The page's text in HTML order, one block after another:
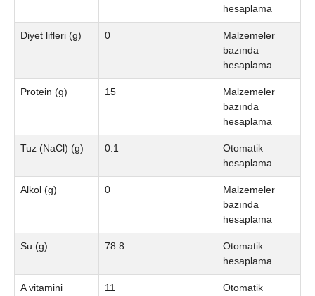
hesaplama
Diyet lifleri (g) 0
Malzemeler
bazında
hesaplama
Protein (g) 15
Malzemeler
bazında
hesaplama
Tuz (NaCl) (g) 0.1
Otomatik
hesaplama
Alkol (g) 0
Malzemeler
bazında
hesaplama
Su (g) 78.8
Otomatik
hesaplama
A vitamini
11
Otomatik